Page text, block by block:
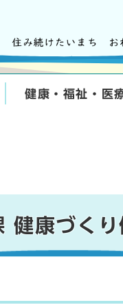
健康・福祉・医
健康づく